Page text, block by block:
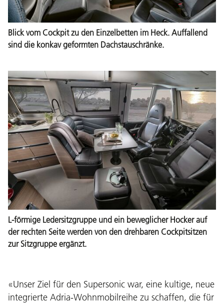
Blick vom Cockpit zu den Einzelbetten im Heck. Auffallend
sind die konkav geformten Dachstauschränke.
L-förmige Ledersitzgruppe und ein beweglicher Hocker auf
der rechten Seite werden von den drehbaren Cockpitsitzen
zur Sitzgruppe ergänzt.
«Unser Ziel für den Supersonic war, eine kultige, neue
integrierte Adria-Wohnmobilreihe zu schaffen, die für